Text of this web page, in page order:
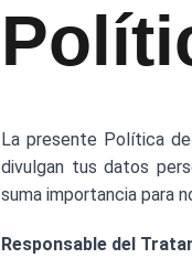
La presente Política
divulgan tus datos
suma importancia para
Responsable del